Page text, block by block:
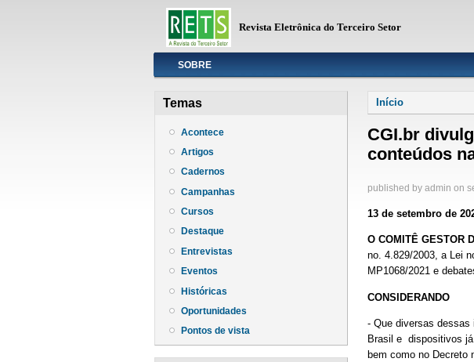
Revista Eletrônica do Terceiro Setor
InfoSOBRE
Temas
Acontece
Artigos
Cadernos
Campanhas
Cursos
Destaque
Entrevistas
Eventos
Históricas
Oportunidades
Pontos de vista
Você está aqui
Início
CGI.br
conteúdos
published by admin on
13 de setembro de
O COMITÊ GESTOR
no. 4.829/2003, a Lei
MP1068/2021 e
CONSIDERANDO
- Que diversas
Brasil e dispositivos já
bem como no Decreto